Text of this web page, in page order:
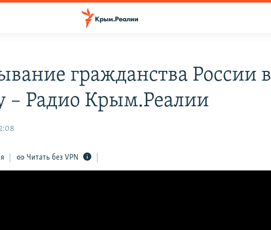
гражданства России в
– Радио Крым.Реалии
Читать без VPN